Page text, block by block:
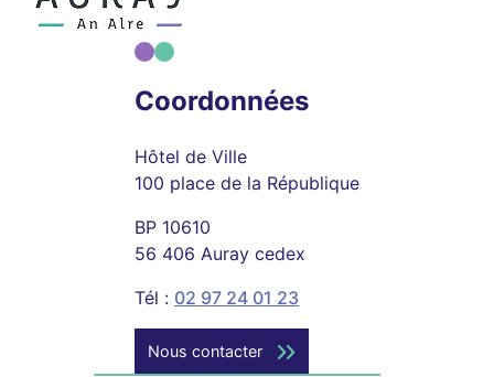
Coordonnées
Hôtel de Ville
100 place de la République
BP 10610
56 406 Auray cedex
Tél : 02 97 24 01 23
Nous contacter